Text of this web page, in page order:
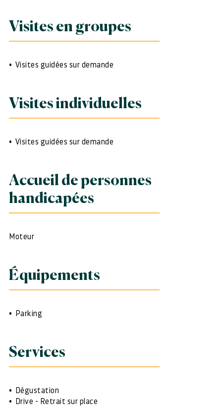
Visites en groupes
Visites guidées sur demande
Visites individuelles
Visites guidées sur demande
Accueil de personnes
handicapées
Moteur
Équipements
Parking
Services
Dégustation
Drive - Retrait sur place